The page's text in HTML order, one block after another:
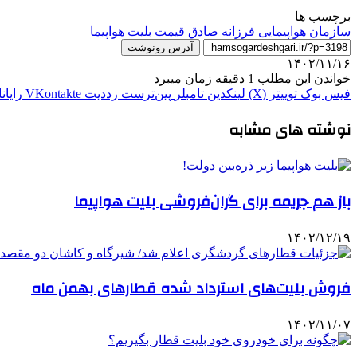
برچسب ها
سازمان هواپیمایی فرزانه صادق قیمت بلیت هواپیما
آدرس رونوشت
۱۴۰۲/۱۱/۱۶
خواندن این مطلب 1 دقیقه زمان میبرد
فیس بوک توییتر (X) لینکدین ‫تامبلر ‫پین‌ترست ‫رددیت ‫VKontakte
نوشته های مشابه
باز هم جریمه برای گران‌فروشی بلیت هواپیما
۱۴۰۲/۱۲/۱۹
فروش بلیت‌های استرداد شده قطارهای بهمن ماه
۱۴۰۲/۱۱/۰۷